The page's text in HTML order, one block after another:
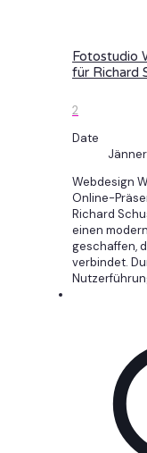
Fotostudio
für Richard
2
Date
Webdesign
Online-
Richard
einen
geschaffen,
verbindet.